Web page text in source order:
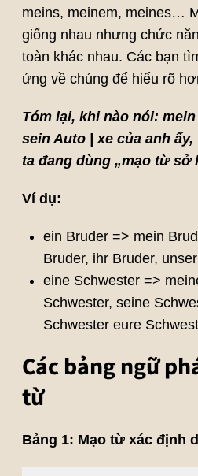
meins, meinem, meines…
giống nhau nhưng chức
toàn khác nhau. Các bạn
ứng về chúng để hiểu rõ
Tóm lại, khi nào nói:
sein Auto | xe của anh
ta đang dùng „mạo từ sở
Ví dụ:
ein Bruder => mein
Bruder, ihr Bruder,
eine Schwester =>
Schwester, seine
Schwester eure
Các bảng ngữ
từ
Bảng 1: Mạo từ xác định